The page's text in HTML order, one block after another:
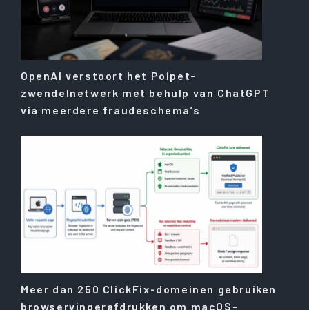
OpenAI verstoort het Poipet-
zwendelnetwerk met behulp van ChatGPT
via meerdere fraudeschema’s
Meer dan 250 ClickFix-domeinen gebruiken
browservingerafdrukken om macOS-